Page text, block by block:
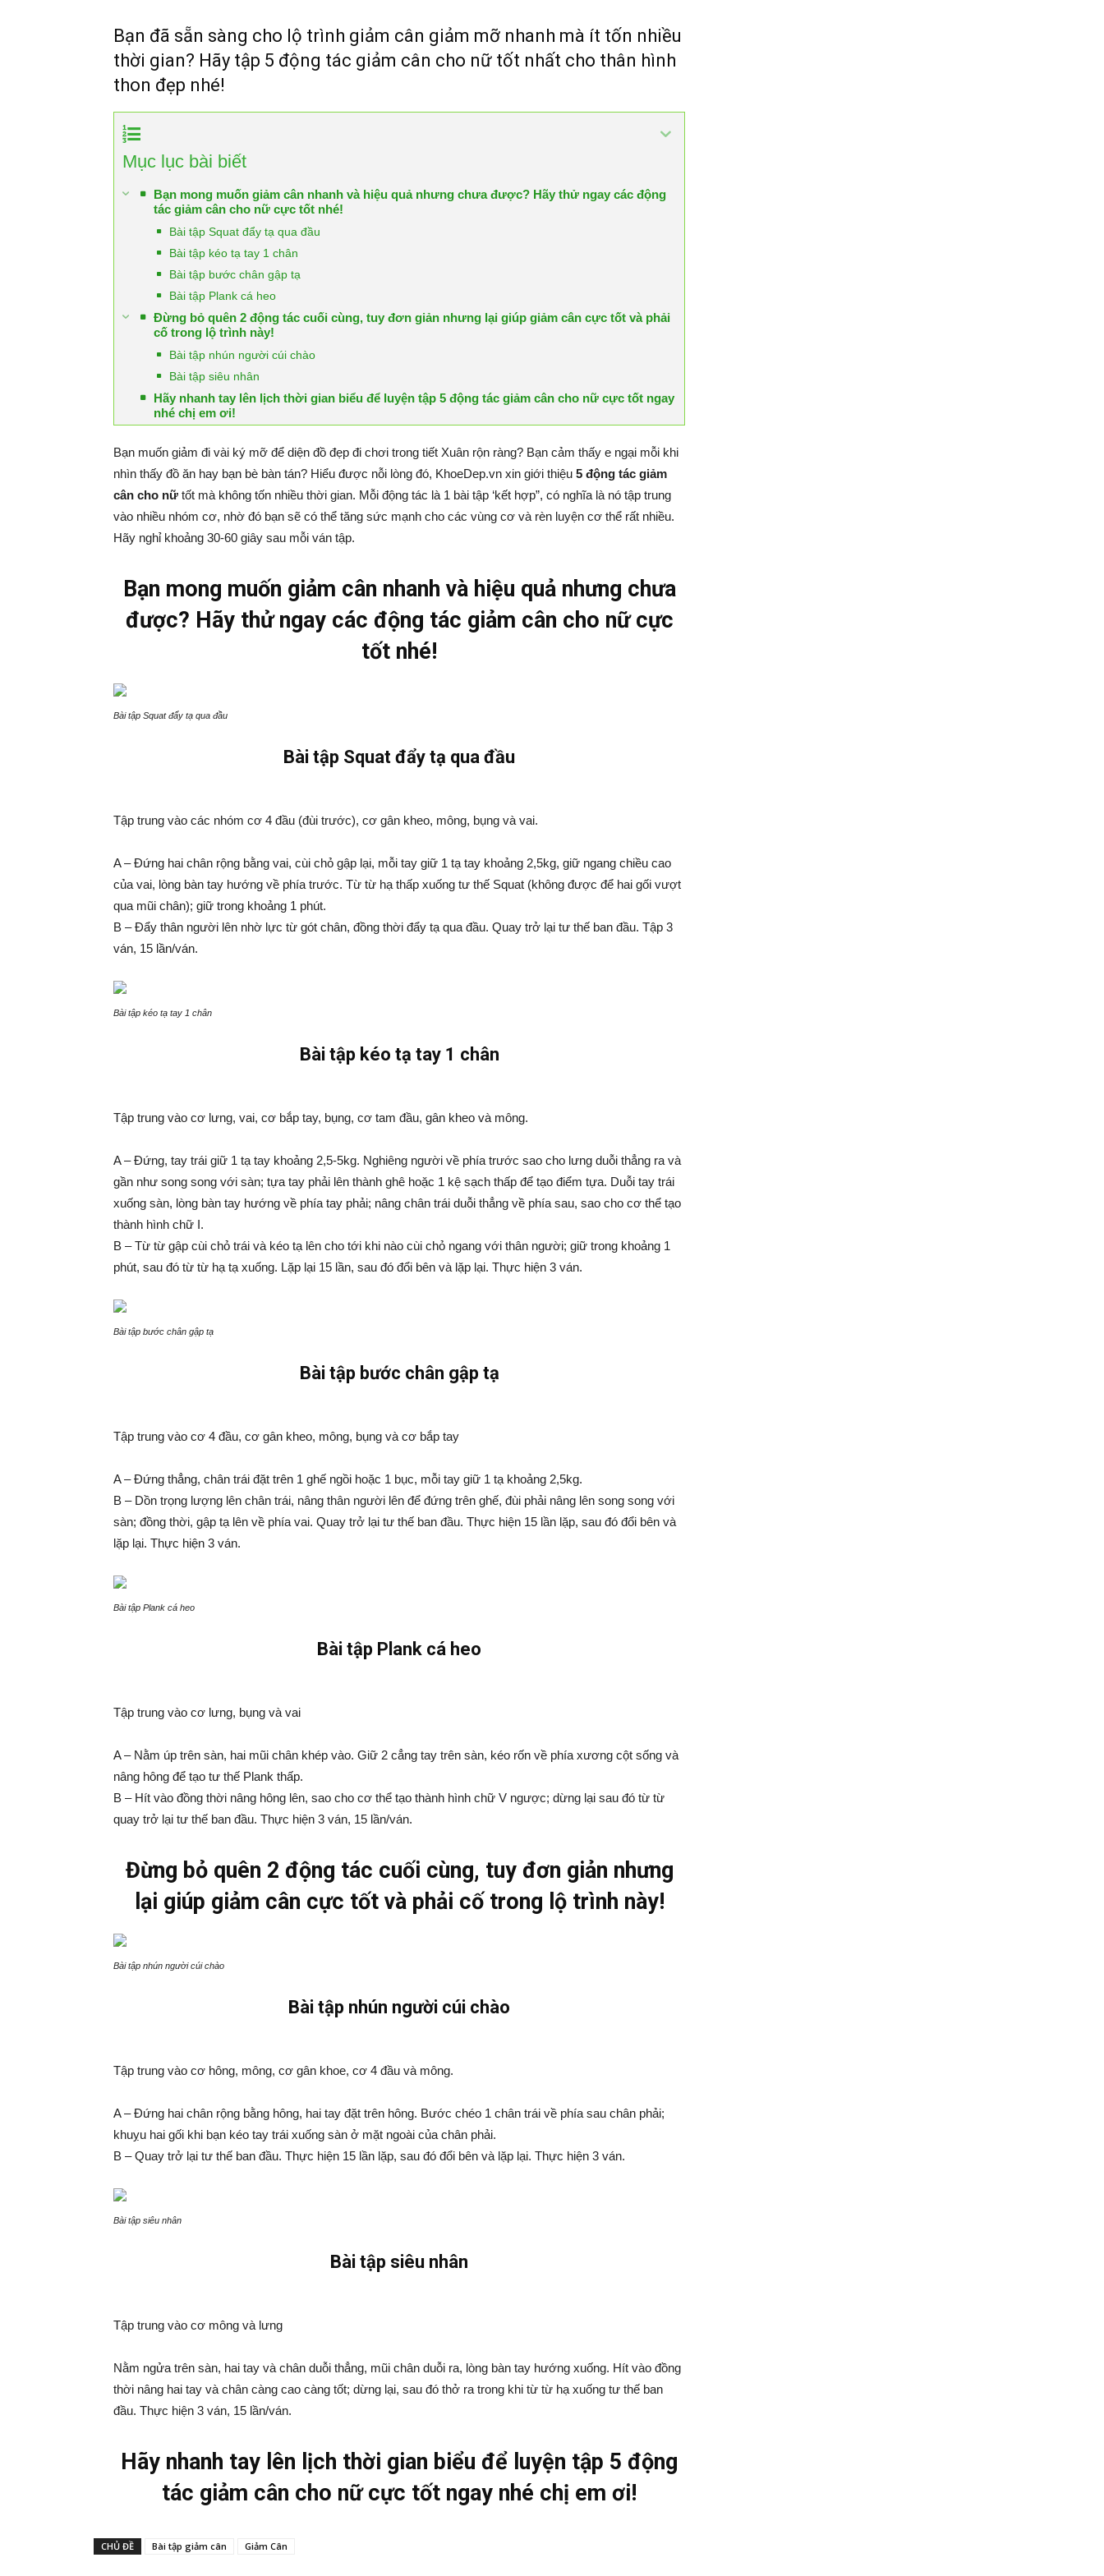
Bạn đã sẵn sàng cho lộ trình giảm cân giảm mỡ nhanh mà ít tốn nhiều
thời gian? Hãy tập 5 động tác giảm cân cho nữ tốt nhất cho thân hình
thon đẹp nhé!
Mục lục bài biết
Bạn mong muốn giảm cân nhanh và hiệu quả nhưng chưa được? Hãy thử ngay các động
tác giảm cân cho nữ cực tốt nhé!
Bài tập Squat đẩy tạ qua đầu
Bài tập kéo tạ tay 1 chân
Bài tập bước chân gập tạ
Bài tập Plank cá heo
Đừng bỏ quên 2 động tác cuối cùng, tuy đơn giản nhưng lại giúp giảm cân cực tốt và phải
cố trong lộ trình này!
Bài tập nhún người cúi chào
Bài tập siêu nhân
Hãy nhanh tay lên lịch thời gian biểu để luyện tập 5 động tác giảm cân cho nữ cực tốt ngay
nhé chị em ơi!
Bạn muốn giảm đi vài ký mỡ để diện đồ đẹp đi chơi trong tiết Xuân rộn ràng? Bạn cảm thấy e ngại mỗi khi
nhìn thấy đồ ăn hay bạn bè bàn tán? Hiểu được nỗi lòng đó, KhoeDep.vn xin giới thiệu 5 động tác giảm
cân cho nữ tốt mà không tốn nhiều thời gian. Mỗi động tác là 1 bài tập ‘kết hợp”, có nghĩa là nó tập trung
vào nhiều nhóm cơ, nhờ đó bạn sẽ có thể tăng sức mạnh cho các vùng cơ và rèn luyện cơ thể rất nhiều.
Hãy nghỉ khoảng 30-60 giây sau mỗi ván tập.
Bạn mong muốn giảm cân nhanh và hiệu quả nhưng chưa
được? Hãy thử ngay các động tác giảm cân cho nữ cực
tốt nhé!
Bài tập Squat đẩy tạ qua đầu
Bài tập Squat đẩy tạ qua đầu
Tập trung vào các nhóm cơ 4 đầu (đùi trước), cơ gân kheo, mông, bụng và vai.
A – Đứng hai chân rộng bằng vai, cùi chỏ gập lại, mỗi tay giữ 1 tạ tay khoảng 2,5kg, giữ ngang chiều cao
của vai, lòng bàn tay hướng về phía trước. Từ từ hạ thấp xuống tư thế Squat (không được để hai gối vượt
qua mũi chân); giữ trong khoảng 1 phút.
B – Đẩy thân người lên nhờ lực từ gót chân, đồng thời đẩy tạ qua đầu. Quay trở lại tư thế ban đầu. Tập 3
ván, 15 lần/ván.
Bài tập kéo tạ tay 1 chân
Bài tập kéo tạ tay 1 chân
Tập trung vào cơ lưng, vai, cơ bắp tay, bụng, cơ tam đầu, gân kheo và mông.
A – Đứng, tay trái giữ 1 tạ tay khoảng 2,5-5kg. Nghiêng người về phía trước sao cho lưng duỗi thẳng ra và
gần như song song với sàn; tựa tay phải lên thành ghê hoặc 1 kệ sạch thấp để tạo điểm tựa. Duỗi tay trái
xuống sàn, lòng bàn tay hướng về phía tay phải; nâng chân trái duỗi thẳng về phía sau, sao cho cơ thể tạo
thành hình chữ I.
B – Từ từ gập cùi chỏ trái và kéo tạ lên cho tới khi nào cùi chỏ ngang với thân người; giữ trong khoảng 1
phút, sau đó từ từ hạ tạ xuống. Lặp lại 15 lần, sau đó đổi bên và lặp lại. Thực hiện 3 ván.
Bài tập bước chân gập tạ
Bài tập bước chân gập tạ
Tập trung vào cơ 4 đầu, cơ gân kheo, mông, bụng và cơ bắp tay
A – Đứng thẳng, chân trái đặt trên 1 ghế ngồi hoặc 1 bục, mỗi tay giữ 1 tạ khoảng 2,5kg.
B – Dồn trọng lượng lên chân trái, nâng thân người lên để đứng trên ghế, đùi phải nâng lên song song với
sàn; đồng thời, gập tạ lên về phía vai. Quay trở lại tư thế ban đầu. Thực hiện 15 lần lặp, sau đó đổi bên và
lặp lại. Thực hiện 3 ván.
Bài tập Plank cá heo
Bài tập Plank cá heo
Tập trung vào cơ lưng, bụng và vai
A – Nằm úp trên sàn, hai mũi chân khép vào. Giữ 2 cẳng tay trên sàn, kéo rốn về phía xương cột sống và
nâng hông để tạo tư thế Plank thấp.
B – Hít vào đồng thời nâng hông lên, sao cho cơ thể tạo thành hình chữ V ngược; dừng lại sau đó từ từ
quay trở lại tư thế ban đầu. Thực hiện 3 ván, 15 lần/ván.
Đừng bỏ quên 2 động tác cuối cùng, tuy đơn giản nhưng
lại giúp giảm cân cực tốt và phải cố trong lộ trình này!
Bài tập nhún người cúi chào
Bài tập nhún người cúi chào
Tập trung vào cơ hông, mông, cơ gân khoe, cơ 4 đầu và mông.
A – Đứng hai chân rộng bằng hông, hai tay đặt trên hông. Bước chéo 1 chân trái về phía sau chân phải;
khuỵu hai gối khi bạn kéo tay trái xuống sàn ở mặt ngoài của chân phải.
B – Quay trở lại tư thế ban đầu. Thực hiện 15 lần lặp, sau đó đổi bên và lặp lại. Thực hiện 3 ván.
Bài tập siêu nhân
Bài tập siêu nhân
Tập trung vào cơ mông và lưng
Nằm ngửa trên sàn, hai tay và chân duỗi thẳng, mũi chân duỗi ra, lòng bàn tay hướng xuống. Hít vào đồng
thời nâng hai tay và chân càng cao càng tốt; dừng lại, sau đó thở ra trong khi từ từ hạ xuống tư thế ban
đầu. Thực hiện 3 ván, 15 lần/ván.
Hãy nhanh tay lên lịch thời gian biểu để luyện tập 5 động
tác giảm cân cho nữ cực tốt ngay nhé chị em ơi!
CHỦ ĐỀ Bài tập giảm cân Giảm Cân